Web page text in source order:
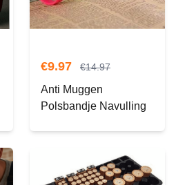
€9.97 €14.97
Anti Muggen
Polsbandje Navulling